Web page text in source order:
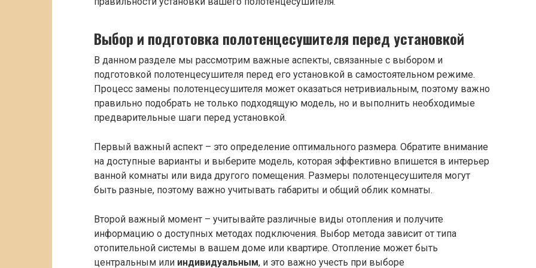
Выбор и подготовка полотенцесушителя перед установкой
В данном разделе мы рассмотрим важные аспекты, связанные с выбором и
подготовкой полотенцесушителя перед его установкой в самостоятельном режиме.
Процесс замены полотенцесушителя может оказаться нетривиальным, поэтому важно
правильно подобрать не только подходящую модель, но и выполнить необходимые
предварительные шаги перед установкой.
Первый важный аспект – это определение оптимального размера. Обратите внимание
на доступные варианты и выберите модель, которая эффективно впишется в интерьер
ванной комнаты или вида другого помещения. Размеры полотенцесушителя могут
быть разные, поэтому важно учитывать габариты и общий облик комнаты.
Второй важный момент – учитывайте различные виды отопления и получите
информацию о доступных методах подключения. Выбор метода зависит от типа
отопительной системы в вашем доме или квартире. Отопление может быть
центральным или индивидуальным, и это важно учесть при выборе